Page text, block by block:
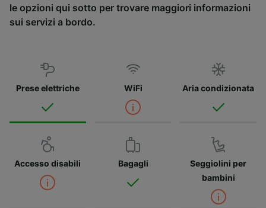
le opzioni qui sotto per trovare maggiori informazioni
sui servizi a bordo.
Prese elettriche WiFi Aria condizionata
Accesso disabili Bagagli
Seggiolini per
bambini